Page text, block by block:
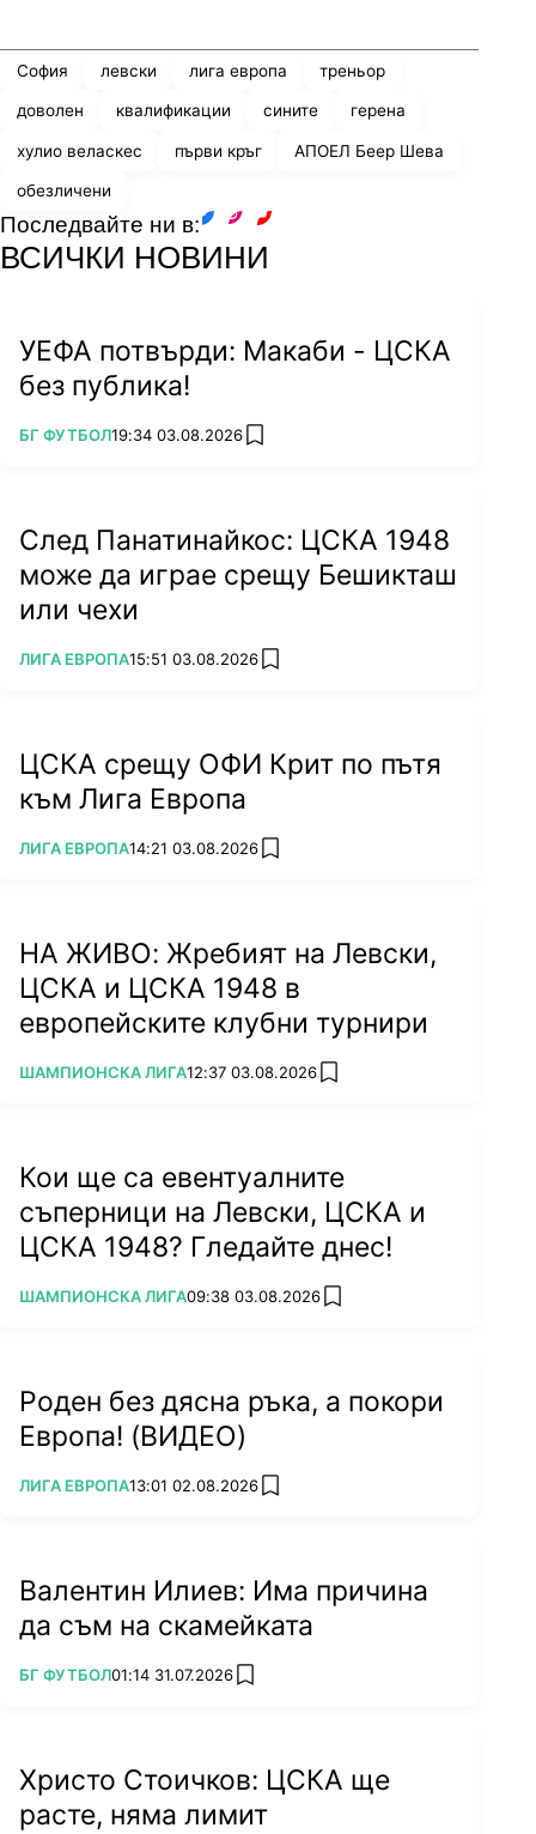
София левски лига европа треньор
доволен квалификации сините герена
хулио веласкес първи кръг АПОЕЛ Беер Шева
обезличени
Последвайте ни в:
ВСИЧКИ НОВИНИ
УЕФА потвърди: Макаби - ЦСКА
без публика!
ПОВЕЧЕ ОТ
БГ ФУТБОЛ19:34 03.08.2026 add favorites
След Панатинайкос: ЦСКА 1948
може да играе срещу Бешикташ
или чехи
ПОВЕЧЕ ОТ
ЛИГА ЕВРОПА15:51 03.08.2026 add favorites
ЦСКА срещу ОФИ Крит по пътя
към Лига Европа
ПОВЕЧЕ ОТ
ЛИГА ЕВРОПА14:21 03.08.2026 add favorites
НА ЖИВО: Жребият на Левски,
ЦСКА и ЦСКА 1948 в
европейските клубни турнири
ПОВЕЧЕ ОТ
ШАМПИОНСКА ЛИГА12:37 03.08.2026 add favorites
Кои ще са евентуалните
съперници на Левски, ЦСКА и
ЦСКА 1948? Гледайте днес!
ПОВЕЧЕ ОТ
ШАМПИОНСКА ЛИГА09:38 03.08.2026 add favorites
Роден без дясна ръка, а покори
Европа! (ВИДЕО)
ПОВЕЧЕ ОТ
ЛИГА ЕВРОПА13:01 02.08.2026 add favorites
Валентин Илиев: Има причина
да съм на скамейката
ПОВЕЧЕ ОТ
БГ ФУТБОЛ01:14 31.07.2026 add favorites
Христо Стоичков: ЦСКА ще
расте, няма лимит